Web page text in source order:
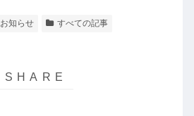
お知らせ すべての記事